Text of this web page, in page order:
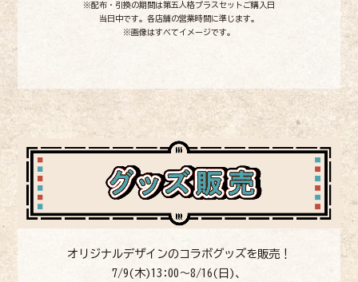
※配布・引換の期間は第五人格プラスセットご購入日
当日中です。 各店舗の営業時間に準じます。
※画像はすべてイメージです。
オリジナルデザインのコラボグッズを販売！
7/9(木)13:00〜8/16(日)、